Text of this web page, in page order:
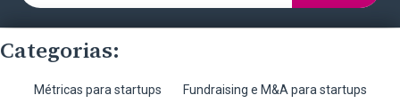
Categorias:
Métricas para startups Fundraising e M&A para startups